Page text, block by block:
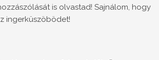
is olvastad! Sajnálom, hogy
ingerküszöbödet!